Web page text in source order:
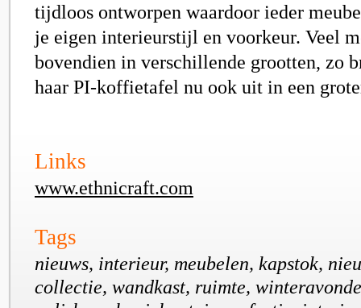
tijdloos ontworpen waardoor ieder
je eigen interieurstijl en voorkeur. Veel
bovendien in verschillende grootten, zo
haar PI-koffietafel nu ook uit in een
Links
www.ethnicraft.com
Tags
nieuws, interieur, meubelen, kapstok,
collectie, wandkast, ruimte,